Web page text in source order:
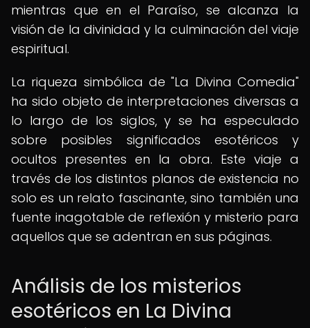
mientras que en el Paraíso, se alcanza la
visión de la divinidad y la culminación del viaje
espiritual.
La riqueza simbólica de "La Divina Comedia"
ha sido objeto de interpretaciones diversas a
lo largo de los siglos, y se ha especulado
sobre posibles significados esotéricos y
ocultos presentes en la obra. Este viaje a
través de los distintos planos de existencia no
solo es un relato fascinante, sino también una
fuente inagotable de reflexión y misterio para
aquellos que se adentran en sus páginas.
Análisis de los misterios
esotéricos en La Divina